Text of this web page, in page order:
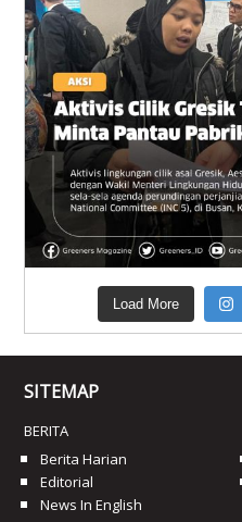
Load More
SITEMAP
BERITA
Berita Harian
Editorial
News In English